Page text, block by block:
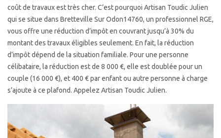
coût de travaux est très cher. C’est pourquoi Artisan Toudic Julien
qui se situe dans Bretteville Sur Odon14760, un professionnel RGE,
vous offre une réduction d’impôt en couvrant jusqu’à 30% du
montant des travaux éligibles seulement. En fait, la réduction
d’impôt dépend de la situation familiale. Pour une personne
célibataire, la réduction est de 8 000 €, elle est doublée pour un
couple (16 000 €), et 400 € par enfant ou autre personne à charge
s’ajoute à ce plafond. Appelez Artisan Toudic Julien.